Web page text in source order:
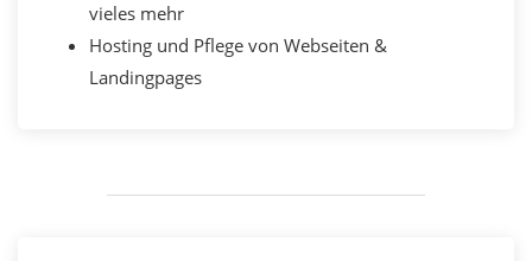
vieles mehr
Hosting und Pflege von Webseiten &
Landingpages